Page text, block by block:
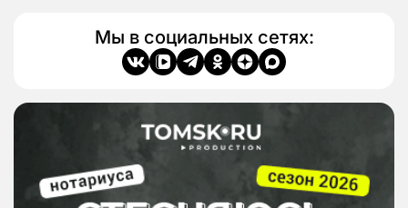
Мы в социальных сетях: